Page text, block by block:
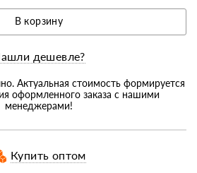
В корзину
дешевле?
Актуальная стоимость формируется
оформленного заказа с нашими
менеджерами!
Купить оптом